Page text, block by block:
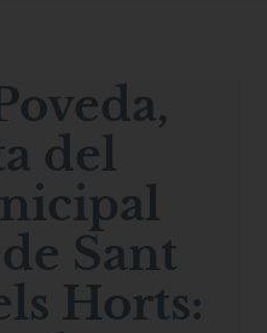
del
Sant
Horts: